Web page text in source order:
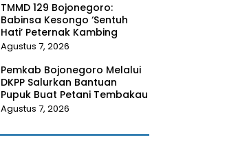
TMMD 129 Bojonegoro:
Babinsa Kesongo ‘Sentuh
Hati’ Peternak Kambing
Agustus 7, 2026
Pemkab Bojonegoro Melalui
DKPP Salurkan Bantuan
Pupuk Buat Petani Tembakau
Agustus 7, 2026